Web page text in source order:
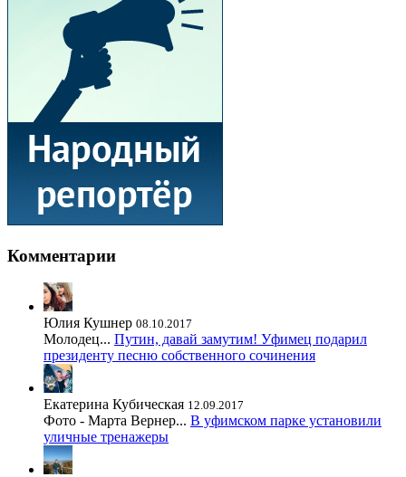
Комментарии
Юлия Кушнер 08.10.2017
Молодец... Путин, давай замутим! Уфимец подарил
президенту песню собственного сочинения
Екатерина Кубическая 12.09.2017
Фото - Марта Вернер... В уфимском парке установили
уличные тренажеры